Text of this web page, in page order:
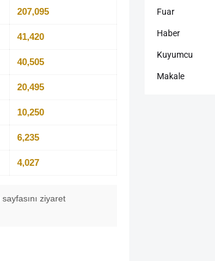
207,095
41,420
40,505
20,495
10,250
6,235
4,027
sayfasını ziyaret
Fuar
Haber
Kuyumcu
Makale